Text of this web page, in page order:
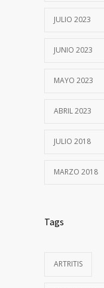
JULIO 2023
JUNIO 2023
MAYO 2023
ABRIL 2023
JULIO 2018
MARZO 2018
Tags
ARTRITIS